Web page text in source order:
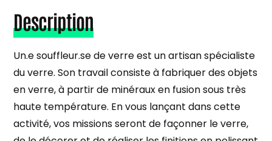
Description
Un.e souffleur.se de verre est un artisan spécialiste
du verre. Son travail consiste à fabriquer des objets
en verre, à partir de minéraux en fusion sous très
haute température. En vous lançant dans cette
activité, vos missions seront de façonner le verre,